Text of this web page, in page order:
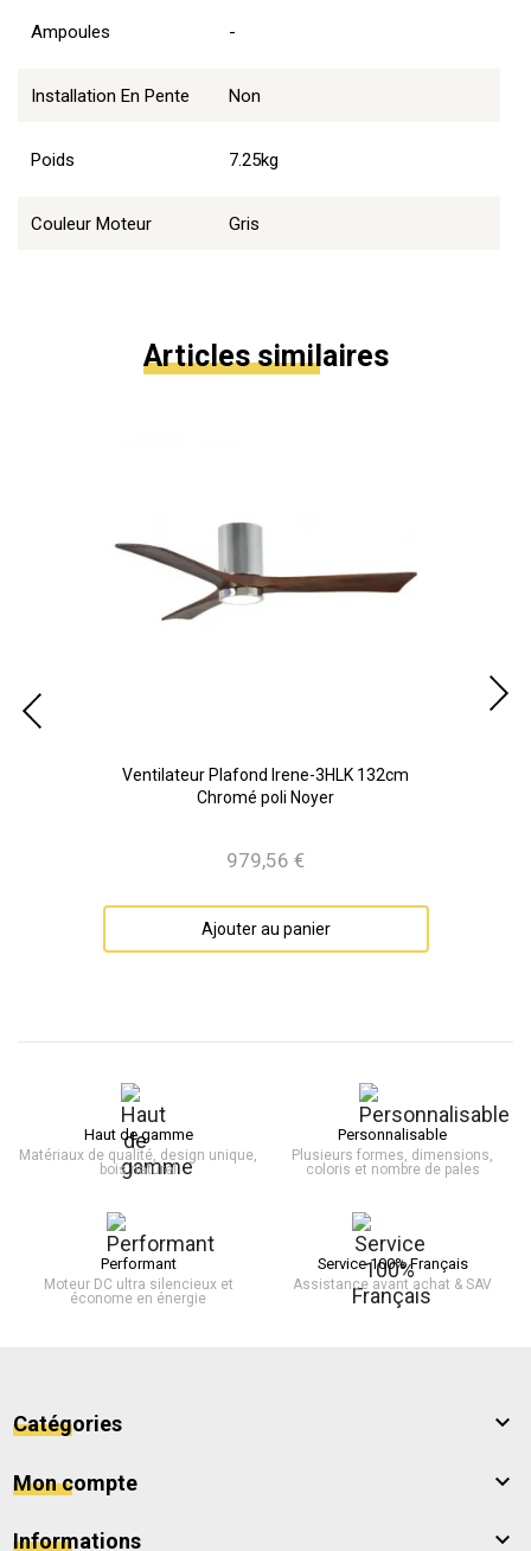
Ampoules -
Installation En Pente Non
Poids 7.25kg
Couleur Moteur Gris
Articles similaires
Ventilateur Plafond Irene-3HLK 132cm
Chromé poli Noyer
Prix
979,56 €
Ajouter au panier
Haut de gamme
Matériaux de qualité, design unique,
bois naturel
Personnalisable
Plusieurs formes, dimensions,
coloris et nombre de pales
Performant
Moteur DC ultra silencieux et
économe en énergie
Service 100% Français
Assistance avant achat & SAV
Catégories 
Mon compte 
Informations 